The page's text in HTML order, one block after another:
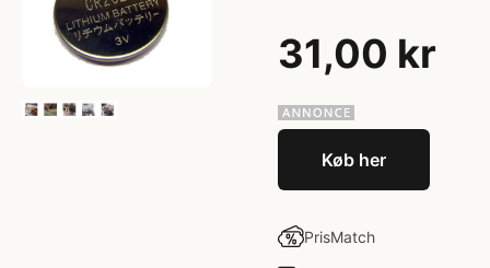
31,00 kr
Køb her
PrisMatch